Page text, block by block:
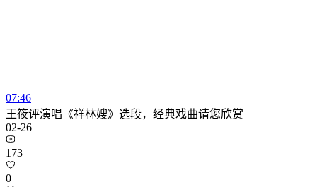
07:46
王筱评演唱《祥林嫂》选段，经典戏曲请您欣赏
02-26
173
0